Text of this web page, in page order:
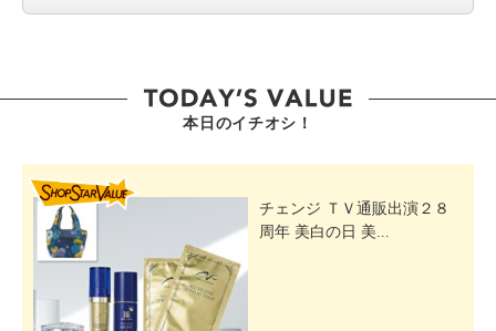
本日のイチオシ！
チェンジ ＴＶ通販出演２８
周年 美白の日 美...